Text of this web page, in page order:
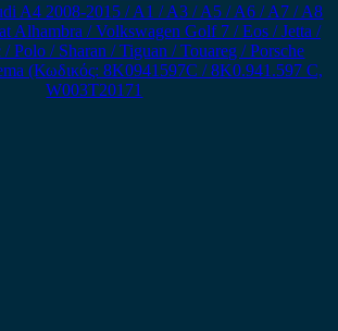
A4 2008-2015 / A1 / A3 / A5 / A6 / A7 / A8
Alhambra / Volkswagen Golf 7 / Eos / Jetta /
/ Polo / Sharan / Tiguan / Touareg / Porsche
(Κωδικός: 8K0941597C / 8K0.941.597 C,
W003T20171